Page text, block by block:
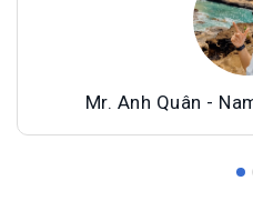
Mr. Anh Quân -